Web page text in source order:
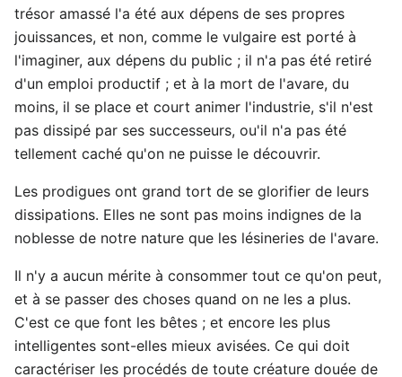
trésor amassé l'a été aux dépens de ses propres
jouissances, et non, comme le vulgaire est porté à
l'imaginer, aux dépens du public ; il n'a pas été retiré
d'un emploi productif ; et à la mort de l'avare, du
moins, il se place et court animer l'industrie, s'il n'est
pas dissipé par ses successeurs, ou'il n'a pas été
tellement caché qu'on ne puisse le découvrir.
Les prodigues ont grand tort de se glorifier de leurs
dissipations. Elles ne sont pas moins indignes de la
noblesse de notre nature que les lésineries de l'avare.
Il n'y a aucun mérite à consommer tout ce qu'on peut,
et à se passer des choses quand on ne les a plus.
C'est ce que font les bêtes ; et encore les plus
intelligentes sont-elles mieux avisées. Ce qui doit
caractériser les procédés de toute créature douée de